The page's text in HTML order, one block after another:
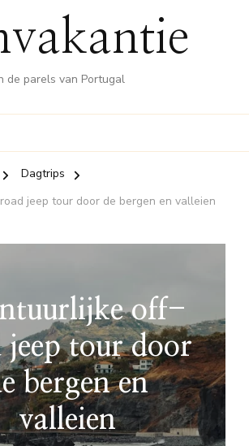
de parels van Portugal
Dagtrips
jeep tour door de bergen en valleien
off-
jeep tour door
bergen en
valleien